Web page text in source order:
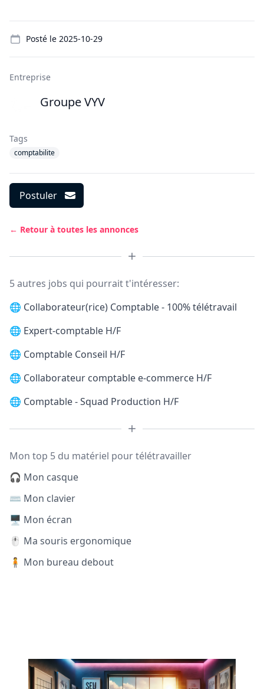
Posté le 2025-10-29
Entreprise
Groupe VYV
Tags
comptabilite
Postuler
← Retour à toutes les annonces
5 autres jobs qui pourrait t'intéresser:
🌐 Collaborateur(rice) Comptable - 100% télétravail
🌐 Expert-comptable H/F
🌐 Comptable Conseil H/F
🌐 Collaborateur comptable e-commerce H/F
🌐 Comptable - Squad Production H/F
Mon top 5 du matériel pour télétravailler
🎧 Mon casque
⌨️ Mon clavier
🖥️ Mon écran
🖱️ Ma souris ergonomique
🧍 Mon bureau debout